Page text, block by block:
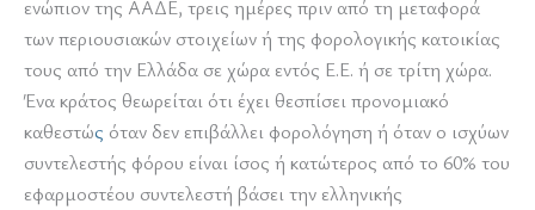
ενώπιον της ΑΑΔΕ, τρεις ημέρες πριν από τη μεταφορά
των περιουσιακών στοιχείων ή της φορολογικής κατοικίας
τους από την Ελλάδα σε χώρα εντός Ε.Ε. ή σε τρίτη χώρα.
Ένα κράτος θεωρείται ότι έχει θεσπίσει προνομιακό
καθεστώς όταν δεν επιβάλλει φορολόγηση ή όταν ο ισχύων
συντελεστής φόρου είναι ίσος ή κατώτερος από το 60% του
εφαρμοστέου συντελεστή βάσει την ελληνικής